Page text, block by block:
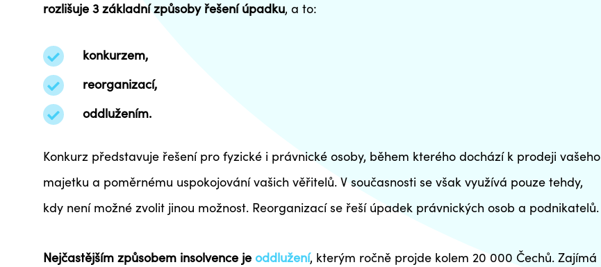
rozlišuje 3 základní způsoby řešení úpadku, a to:
konkurzem,
reorganizací,
oddlužením.
Konkurz představuje řešení pro fyzické i právnické osoby, během kterého dochází k prodeji vašeho
majetku a poměrnému uspokojování vašich věřitelů. V současnosti se však využívá pouze tehdy,
kdy není možné zvolit jinou možnost. Reorganizací se řeší úpadek právnických osob a podnikatelů.
Nejčastějším způsobem insolvence je oddlužení, kterým ročně projde kolem 20 000 Čechů. Zajímá